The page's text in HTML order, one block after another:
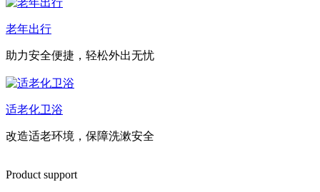
老年出行
助力安全便捷，轻松外出无忧
适老化卫浴
改造适老环境，保障洗漱安全
Product support